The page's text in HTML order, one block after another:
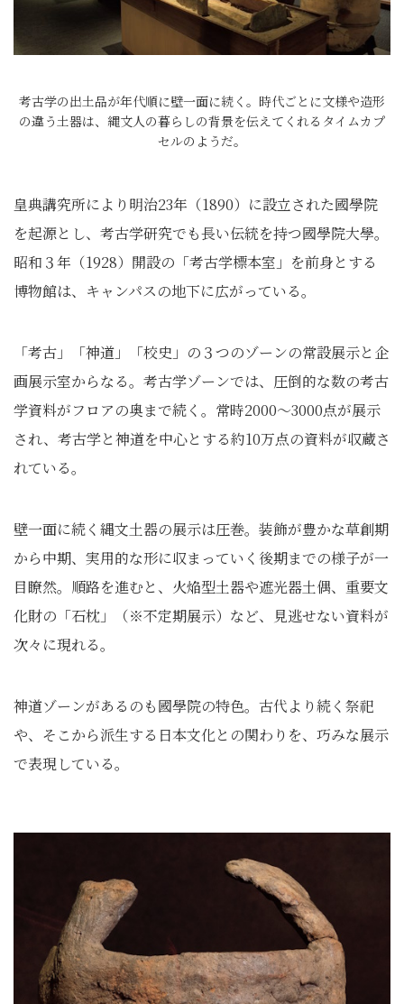
考古学の出土品が年代順に壁一面に続く。時代ごとに文様や造形
の違う土器は、縄文人の暮らしの背景を伝えてくれるタイムカプ
セルのようだ。
皇典講究所により明治23年（1890）に設立された國學院
を起源とし、考古学研究でも長い伝統を持つ國學院大學。
昭和３年（1928）開設の「考古学標本室」を前身とする
博物館は、キャンパスの地下に広がっている。
「考古」「神道」「校史」の３つのゾーンの常設展示と企
画展示室からなる。考古学ゾーンでは、圧倒的な数の考古
学資料がフロアの奥まで続く。常時2000〜3000点が展示
され、考古学と神道を中心とする約10万点の資料が収蔵さ
れている。
壁一面に続く縄文土器の展示は圧巻。装飾が豊かな草創期
から中期、実用的な形に収まっていく後期までの様子が一
目瞭然。順路を進むと、火焔型土器や遮光器土偶、重要文
化財の「石枕」（※不定期展示）など、見逃せない資料が
次々に現れる。
神道ゾーンがあるのも國學院の特色。古代より続く祭祀
や、そこから派生する日本文化との関わりを、巧みな展示
で表現している。